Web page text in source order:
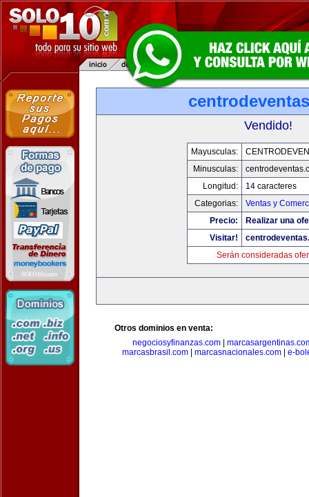
Vendido!
Mayusculas:
Minusculas:
Longitud:
14 caracteres
Categorias:
Ventas y
Precio:
Realizar una
Visitar!
Serán consideradas
Otros dominios en venta:
negociosyfinanzas.com
marcasbrasil.com| marcasnacionales.com| e-